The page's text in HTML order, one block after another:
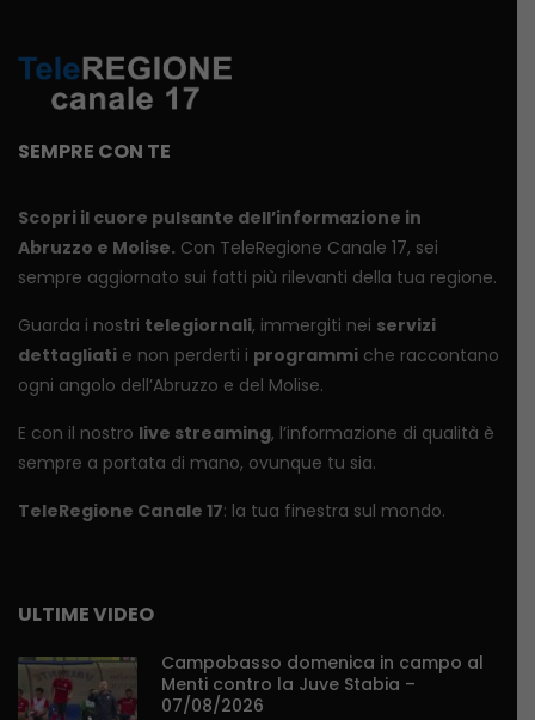
SEMPRE CON TE
Scopri il cuore pulsante dell’informazione in
Abruzzo e Molise. Con TeleRegione Canale 17, sei
sempre aggiornato sui fatti più rilevanti della tua regione.
Guarda i nostri telegiornali, immergiti nei servizi
dettagliati e non perderti i programmi che raccontano
ogni angolo dell’Abruzzo e del Molise.
E con il nostro live streaming, l’informazione di qualità è
sempre a portata di mano, ovunque tu sia.
TeleRegione Canale 17: la tua finestra sul mondo.
ULTIME VIDEO
Campobasso domenica in campo al
Menti contro la Juve Stabia –
07/08/2026